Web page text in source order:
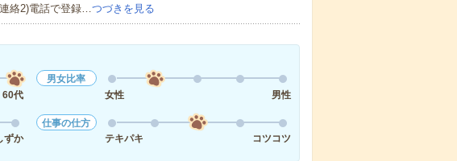
絡2)電話で登録…つづきを見る
60代
男女比率
女性
男性
ずか
仕事の仕方
テキパキ
コツコツ